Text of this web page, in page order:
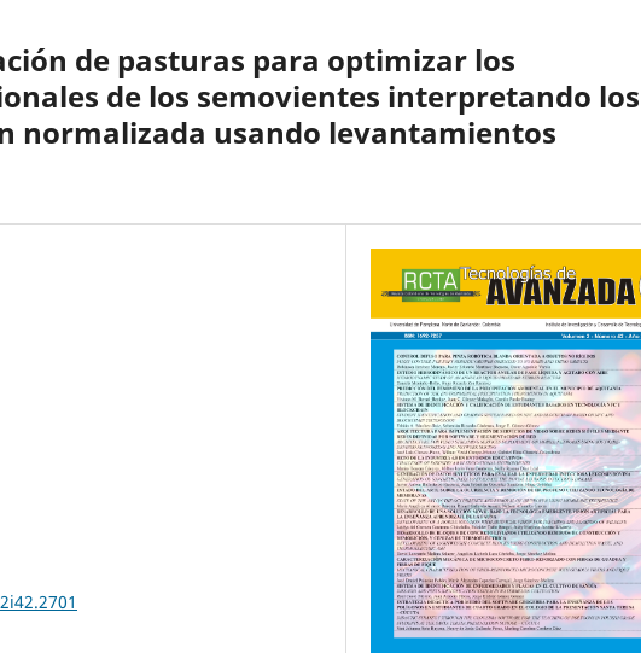
de pasturas para optimizar los
de los semovientes interpretando los
normalizada usando levantamientos